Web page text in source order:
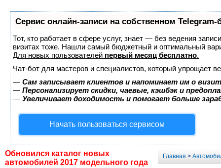
Сервис онлайн-записи на собственном Telegram-
Тот, кто работает в сфере услуг, знает — без ведения
визитах тоже. Нашли самый бюджетный и оптимальный
Для новых пользователей первый месяц бесплатно.
Чат-бот для мастеров и специалистов, который упрощает
— Сам записывает клиентов и напоминает им о
— Персонализирует скидки, чаевые, кэшбэк и
— Увеличивает доходимость и помогает больше
Начать пользоваться сервисом
Обновился каталог новых
автомобилей 2017 модельного года
Главная >